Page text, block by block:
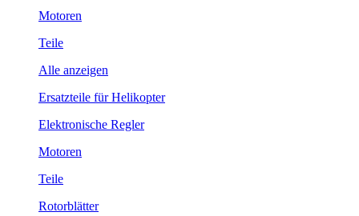
Motoren
Teile
Alle anzeigen
Ersatzteile für Helikopter
Elektronische Regler
Motoren
Teile
Rotorblätter